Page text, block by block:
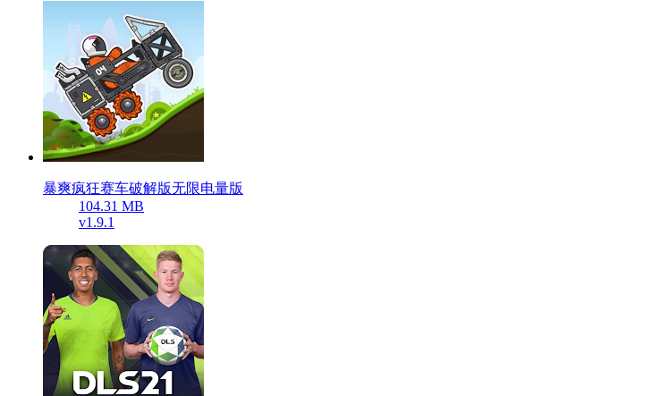
暴爽疯狂赛车破解版无限电量版
104.31 MB
v1.9.1